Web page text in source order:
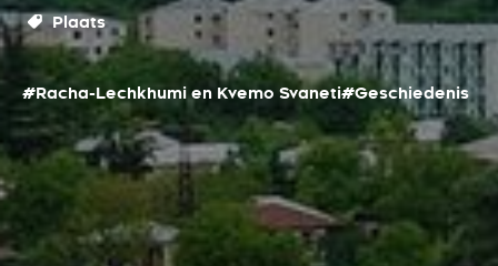
Plaats
#Racha-Lechkhumi en Kvemo Svaneti#Geschiedenis